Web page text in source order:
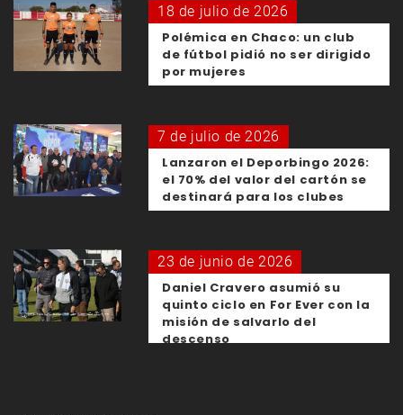
18 de julio de 2026
Polémica en Chaco: un club
de fútbol pidió no ser dirigido
por mujeres
7 de julio de 2026
Lanzaron el Deporbingo 2026:
el 70% del valor del cartón se
destinará para los clubes
23 de junio de 2026
Daniel Cravero asumió su
quinto ciclo en For Ever con la
misión de salvarlo del
descenso